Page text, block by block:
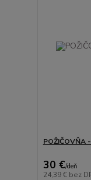
POŽIČOVŇA
30 €/deň
24,39 € bez